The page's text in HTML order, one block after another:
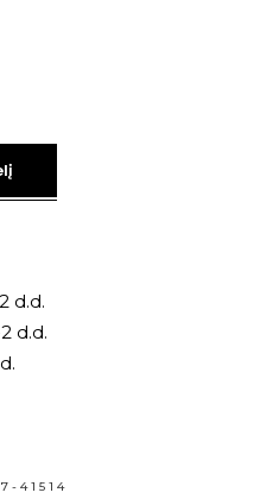
d.d.
d.d.
41514